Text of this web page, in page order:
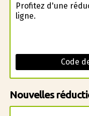
Profitez d'une
ligne.
Code
Nouvelles